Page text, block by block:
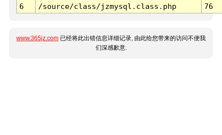
6
/source/class/jzmysql.class.php 76
www.365jz.com 已经将此出错信息详细记录, 由此给您带来的访问不便我
们深感歉意.